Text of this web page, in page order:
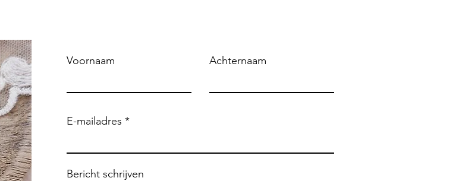
Voornaam Achternaam
E-mailadres
Bericht schrijven